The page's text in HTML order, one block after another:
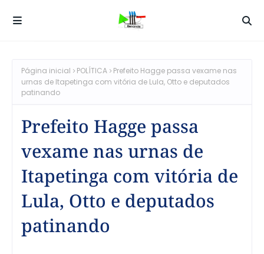
Página inicial POLÍTICA
Prefeito Hagge passa vexame nas
urnas de Itapetinga com vitória de Lula, Otto e deputados
patinando
Prefeito Hagge passa
vexame nas urnas de
Itapetinga com vitória de
Lula, Otto e deputados
patinando